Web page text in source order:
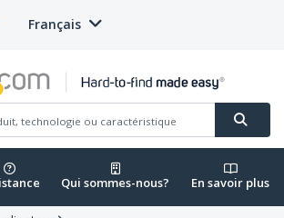
Français
Qui sommes-nous? En savoir plus